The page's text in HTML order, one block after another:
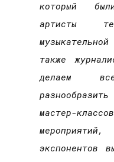
который были
артисты
также
делаем
мастер-
экспонентов